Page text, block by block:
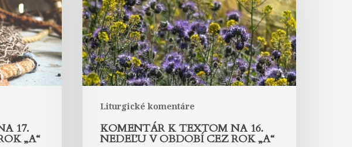
17.
„A“
Liturgické komentáre
16.
nedeľu
v
období
cez
rok
KOMENTÁR K TEXTOM NA 16.
NEDEĽU V OBDOBÍ CEZ ROK „A“